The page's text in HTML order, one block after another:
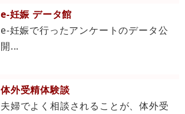
e-妊娠 データ館
e-妊娠で行ったアンケートのデータ公
開...
体外受精体験談
夫婦でよく相談されることが、体外受